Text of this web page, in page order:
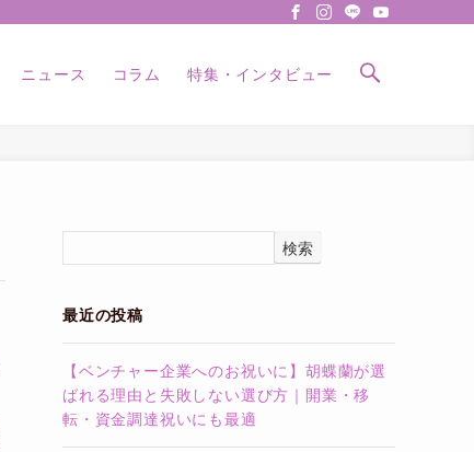
ニュース コラム 特集・インタビュー
検索
最近の投稿
【ベンチャー企業へのお祝いに】胡蝶蘭が選
ばれる理由と失敗しない選び方｜開業・移
転・資金調達祝いにも最適